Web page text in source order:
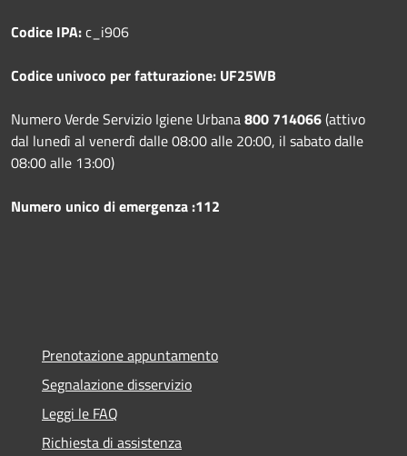
Codice IPA:c_i906
Codice univoco per fatturazione: UF25WB
Numero Verde Servizio Igiene Urbana800 714066(attivo
dal lunedì al venerdì dalle 08:00 alle 20:00, il sabato dalle
08:00 alle 13:00)
Numero unico di emergenza :112
Prenotazione appuntamento
Segnalazione disservizio
Leggi le FAQ
Richiesta di assistenza